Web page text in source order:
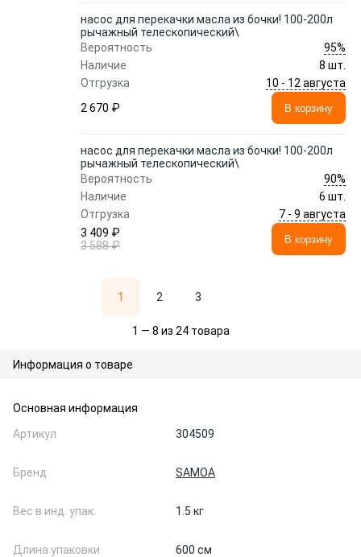
насос для перекачки масла из бочки! 100-200л
рычажный телескопический\
Вероятность
95%
Наличие
8 шт.
Отгрузка
10 - 12 августа
2 670 ₽
В корзину
насос для перекачки масла из бочки! 100-200л
рычажный телескопический\
Вероятность
90%
Наличие
6 шт.
Отгрузка
7 - 9 августа
3 409 ₽
3 588 ₽
В корзину
1 2 3
1 — 8 из 24 товара
Информация о товаре
Основная информация
Артикул
304509
Бренд SAMOA
Вес в инд. упак. 1.5 кг
Длина упаковки 600 см